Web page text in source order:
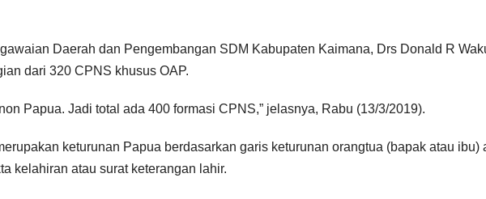
Daerah dan Pengembangan SDM Kabupaten Kaimana, Drs Donald R
dari 320 CPNS khusus OAP.
Papua. Jadi total ada 400 formasi CPNS,” jelasnya, Rabu (13/3/2019).
keturunan Papua berdasarkan garis keturunan orangtua (bapak atau ibu)
kelahiran atau surat keterangan lahir.